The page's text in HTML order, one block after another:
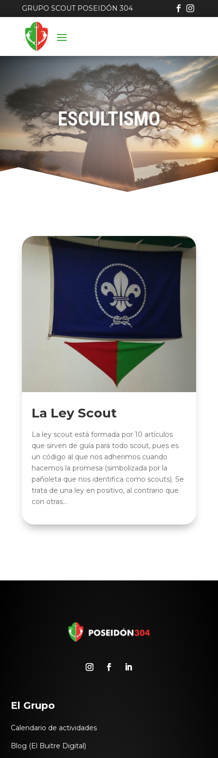
GRUPO SCOUT POSEIDÓN 304  
ESCULTISMO
La Ley Scout
La ley scout está formada por 10 artículos
que sirven de guía para todo scout, pues es
un código al que nos adherimos cuando
hacemos la promesa (simbolizada por la
pañoleta que nos identifica como scouts). Se
trata de una ley en positivo, al contrario que
con otras...
El Grupo
Calendario de actividades
Blog (El Buitre Digital)